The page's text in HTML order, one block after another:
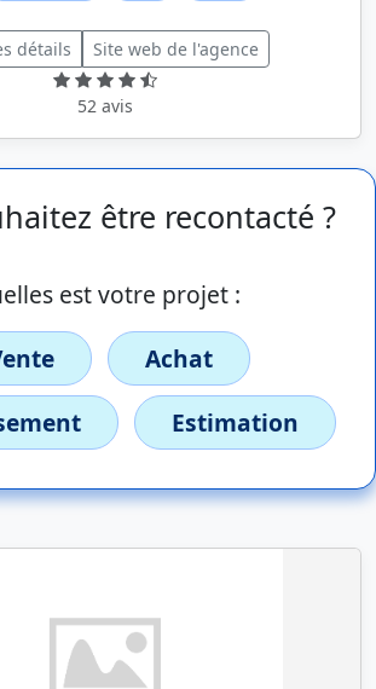
détails Site web de l'agence
52 avis
être recontacté ?
est votre projet :
Achat
Estimation